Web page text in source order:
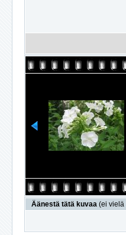
Äänestä tätä kuvaa (ei vielä